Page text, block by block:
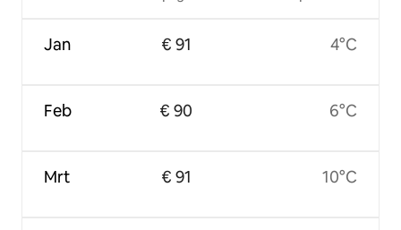
Jan
Feb
Mrt
€ 91
€ 90
€ 91
4°C
6°C
10°C